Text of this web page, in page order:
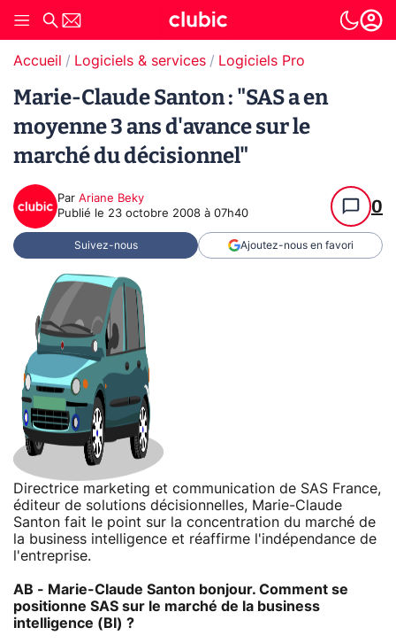
Accueil Logiciels & services Logiciels Pro
Marie-Claude Santon : "SAS a en
moyenne 3 ans d'avance sur le
marché du décisionnel"
Par Ariane Beky
Publié le 23 octobre 2008 à 07h40 0
Suivez-nous Ajoutez-nous en favori
Directrice marketing et communication de SAS France,
éditeur de solutions décisionnelles, Marie-Claude
Santon fait le point sur la concentration du marché de
la business intelligence et réaffirme l'indépendance de
l'entreprise.
AB - Marie-Claude Santon bonjour. Comment se
positionne SAS sur le marché de la business
intelligence (BI) ?